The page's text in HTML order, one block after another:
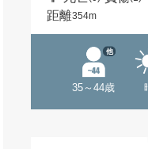
距離354m
35～44歳
他